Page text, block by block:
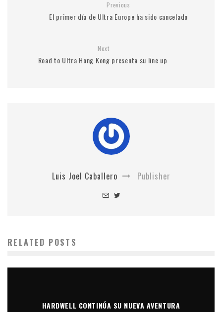
Previous
El primer día de Ultra Europe ha sido cancelado
Next
Road to Ultra Hong Kong presenta su line up
Luis Joel Caballero Publisher
RELATED POSTS
HARDWELL CONTINÚA SU NUEVA AVENTURA